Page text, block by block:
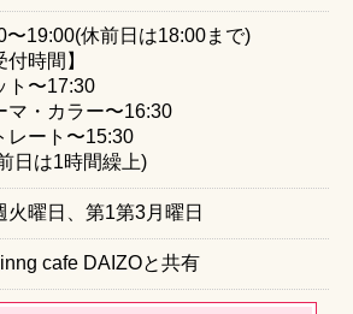
〜19:00(休前日は18:00まで)
付時間】
ト〜17:30
マ・カラー〜16:30
レート〜15:30
日は1時間繰上)
火曜日、第1第3月曜日
cafe DAIZOと共有